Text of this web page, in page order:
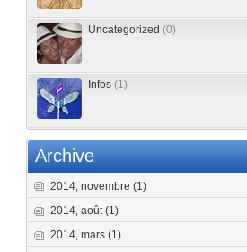
Uncategorized (0)
Infos (1)
Archive
2014, novembre (1)
2014, août(1)
2014, mars (1)